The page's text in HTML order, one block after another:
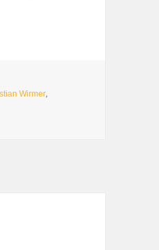
Wirmer,
– vom Wert der Pausen